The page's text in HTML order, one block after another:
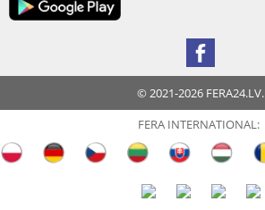
© 2021-2026 FERA24.LV.
FERA INTERNATIONAL: